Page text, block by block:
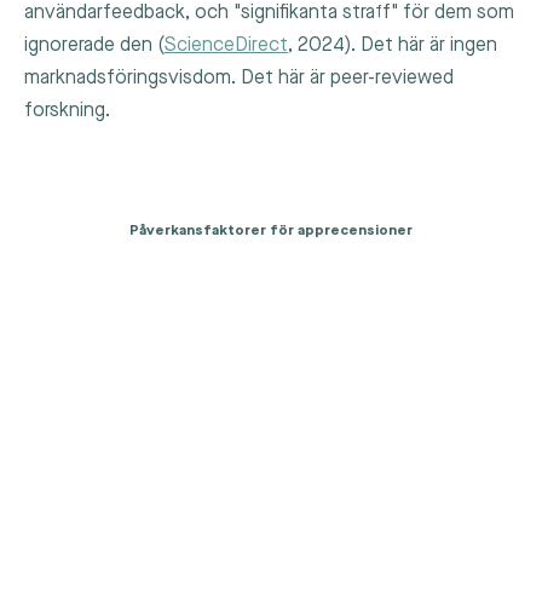
användarfeedback, och "signifikanta straff" för dem som
ignorerade den (ScienceDirect, 2024). Det här är ingen
marknadsföringsvisdom. Det här är peer-reviewed
forskning.
Påverkansfaktorer för apprecensioner